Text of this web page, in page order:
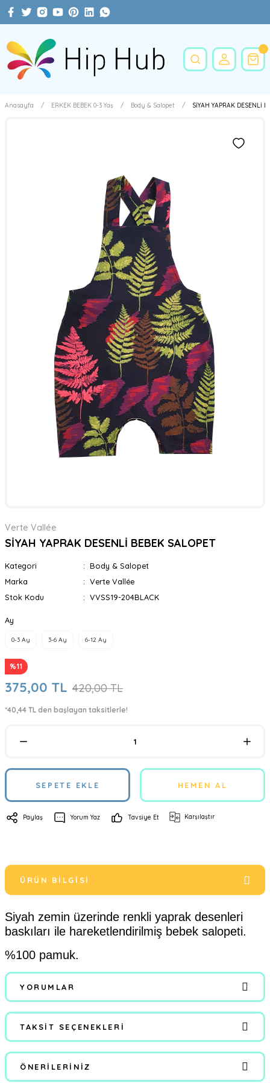
Anasayfa ERKEK BEBEK 0-3 Yaş Body & Salopet SİYAH YAPRAK DESENLİ
Verte Vallée
SİYAH YAPRAK DESENLİ BEBEK SALOPET
Kategori
Body & Salopet
Marka
Verte Vallée
Stok Kodu
VVSS19-204BLACK
Ay
0-3 Ay 3-6 Ay 6-12 Ay
%11
375,00 TL 420,00 TL
*40,44 TL den başlayan taksitlerle!
SEPETE EKLE HEMEN AL
Paylaş Yorum Yaz Tavsiye Et Karşılaştır
ÜRÜN BILGISI
Siyah zemin üzerinde renkli yaprak desenleri
baskıları ile hareketlendirilmiş bebek salopeti.
%100 pamuk.
YORUMLAR
Bu ürüne ilk yorumu siz yapın!
TAKSIT SEÇENEKLERI
ÖNERILERINIZ